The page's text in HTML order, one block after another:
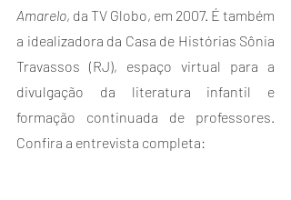
Amarelo, da TV Globo, em 2007. É também
a idealizadora da Casa de Histórias Sônia
Travassos (RJ), espaço virtual para a
divulgação da literatura infantil e
formação continuada de professores.
Confira a entrevista completa: